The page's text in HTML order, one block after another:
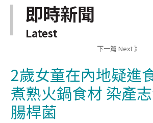
即時新聞
Latest
下一篇 Next 》
2歲女童在內地疑進
煮熟火鍋食材 染產
腸桿菌